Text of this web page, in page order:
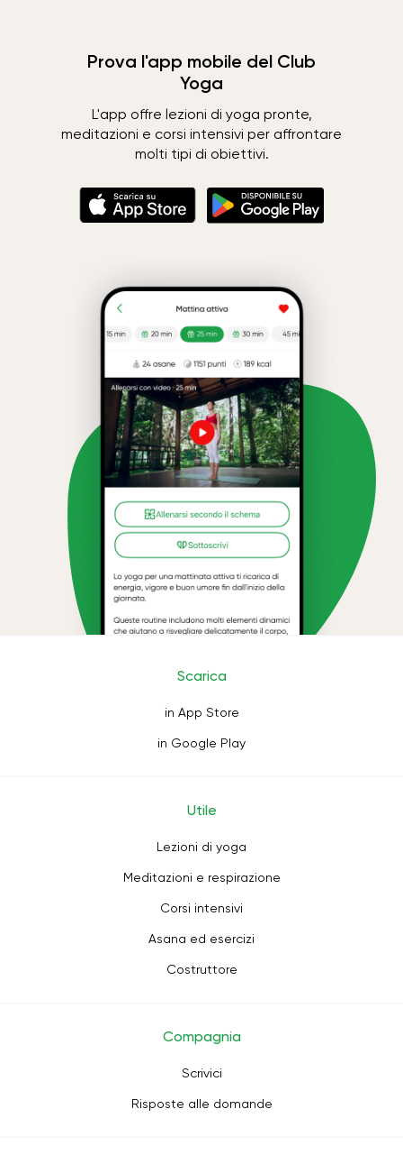
Prova l'app mobile del Club
Yoga
L'app offre lezioni di yoga pronte,
meditazioni e corsi intensivi per affrontare
molti tipi di obiettivi.
Scarica
in App Store
in Google Play
Utile
Lezioni di yoga
Meditazioni e respirazione
Corsi intensivi
Asana ed esercizi
Costruttore
Compagnia
Scrivici
Risposte alle domande